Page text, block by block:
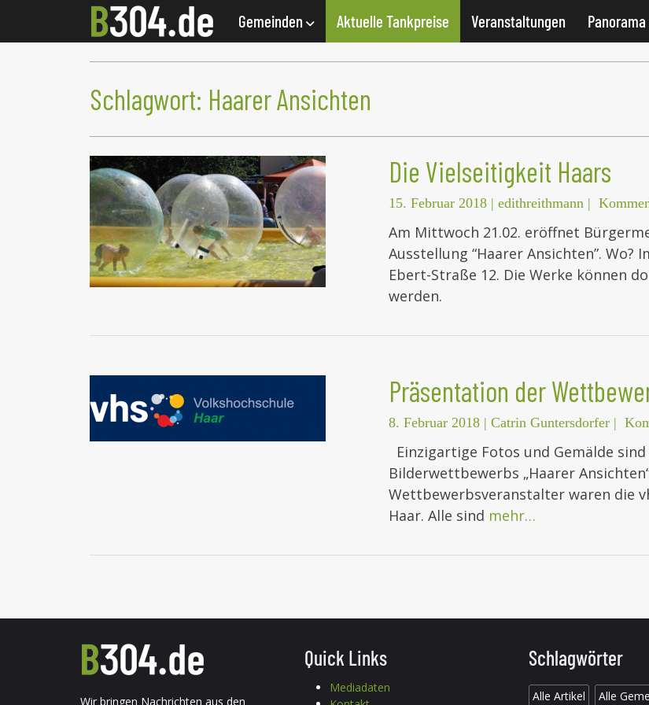
Gemeinden Aktuelle Tankpreise Veranstaltungen Panorama
Schlagwort: Haarer Ansichten
Die Vielseitigkeit Haars
15. Februar 2018 | edithreithmann |
Am Mittwoch 21.02. eröffnet
Ausstellung “Haarer Ansichten”.
Ebert-Straße 12. Die Werke können
werden.
Präsentation der
8. Februar 2018 | Catrin Guntersdorfer |
Einzigartige Fotos und Gemälde
Bilderwettbewerbs „Haarer
Wettbewerbsveranstalter waren die
Haar. Alle sind mehr…
Wir bringen Nachrichten aus den
Quick Links
Mediadaten
Schlagwörter
Alle Artikel Alle